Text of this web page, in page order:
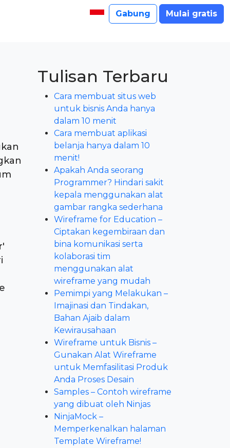
Gabung Mulai gratis
Tulisan Terbaru
Cara membuat situs web
untuk bisnis Anda hanya
dalam 10 menit
Cara membuat aplikasi
belanja hanya dalam 10
menit!
Apakah Anda seorang
Programmer? Hindari sakit
kepala menggunakan alat
gambar rangka sederhana
Wireframe for Education –
Ciptakan kegembiraan dan
bina komunikasi serta
kolaborasi tim
menggunakan alat
wireframe yang mudah
Pemimpi yang Melakukan –
Imajinasi dan Tindakan,
Bahan Ajaib dalam
Kewirausahaan
Wireframe untuk Bisnis –
Gunakan Alat Wireframe
untuk Memfasilitasi Produk
Anda Proses Desain
Samples – Contoh wireframe
yang dibuat oleh Ninjas
NinjaMock –
Memperkenalkan halaman
Template Wireframe!